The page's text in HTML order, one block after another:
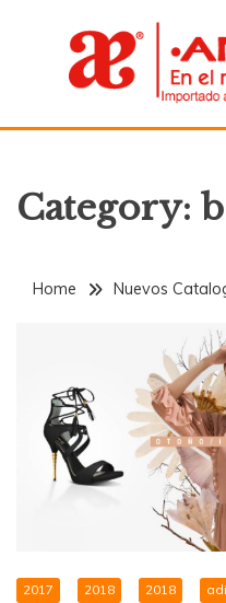
Category:
Home Nuevos
2017 2018 2018